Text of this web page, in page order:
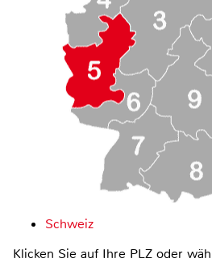
Schweiz
Klicken Sie auf Ihre PLZ oder